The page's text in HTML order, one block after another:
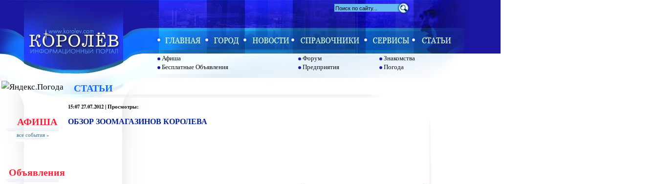
Афиша
Бесплатные Объявления
Форум
Предприятия
Знакомства
Погода
АФИША
все события »
Объявления
СТАТЬИ
15:07 27.07.2012 | Просмотры:
ОБЗОР ЗООМАГАЗИНОВ КОРОЛЕВА